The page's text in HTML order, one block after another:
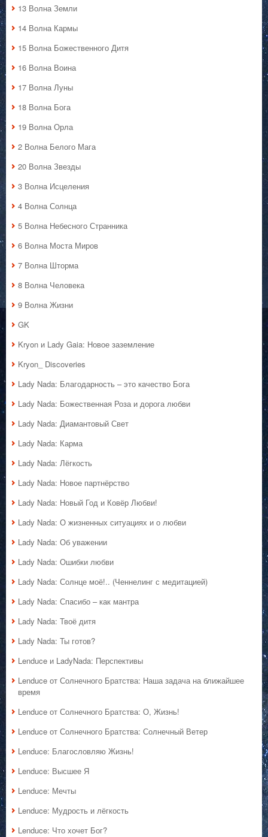
13 Волна Земли
14 Волна Кармы
15 Волна Божественного Дитя
16 Волна Воина
17 Волна Луны
18 Волна Бога
19 Волна Орла
2 Волна Белого Мага
20 Волна Звезды
3 Волна Исцеления
4 Волна Солнца
5 Волна Небесного Странника
6 Волна Моста Миров
7 Волна Шторма
8 Волна Человека
9 Волна Жизни
GK
Kryon и Lady Gaia: Новое заземление
Kryon_ Discoveries
Lady Nada: Благодарность – это качество Бога
Lady Nada: Божественная Роза и дорога любви
Lady Nada: Диамантовый Свет
Lady Nada: Карма
Lady Nada: Лёгкость
Lady Nada: Новое партнёрство
Lady Nada: Новый Год и Ковёр Любви!
Lady Nada: О жизненных ситуациях и о любви
Lady Nada: Об уважении
Lady Nada: Ошибки любви
Lady Nada: Солнце моё!.. (Ченнелинг с медитацией)
Lady Nada: Спасибо – как мантра
Lady Nada: Твоё дитя
Lady Nada: Ты готов?
Lenduce и LadyNada: Перспективы
Lenduce от Солнечного Братства: Наша задача на ближайшее
время
Lenduce от Солнечного Братства: О, Жизнь!
Lenduce от Солнечного Братства: Солнечный Ветер
Lenduce: Благословляю Жизнь!
Lenduce: Высшее Я
Lenduce: Мечты
Lenduce: Мудрость и лёгкость
Lenduce: Что хочет Бог?